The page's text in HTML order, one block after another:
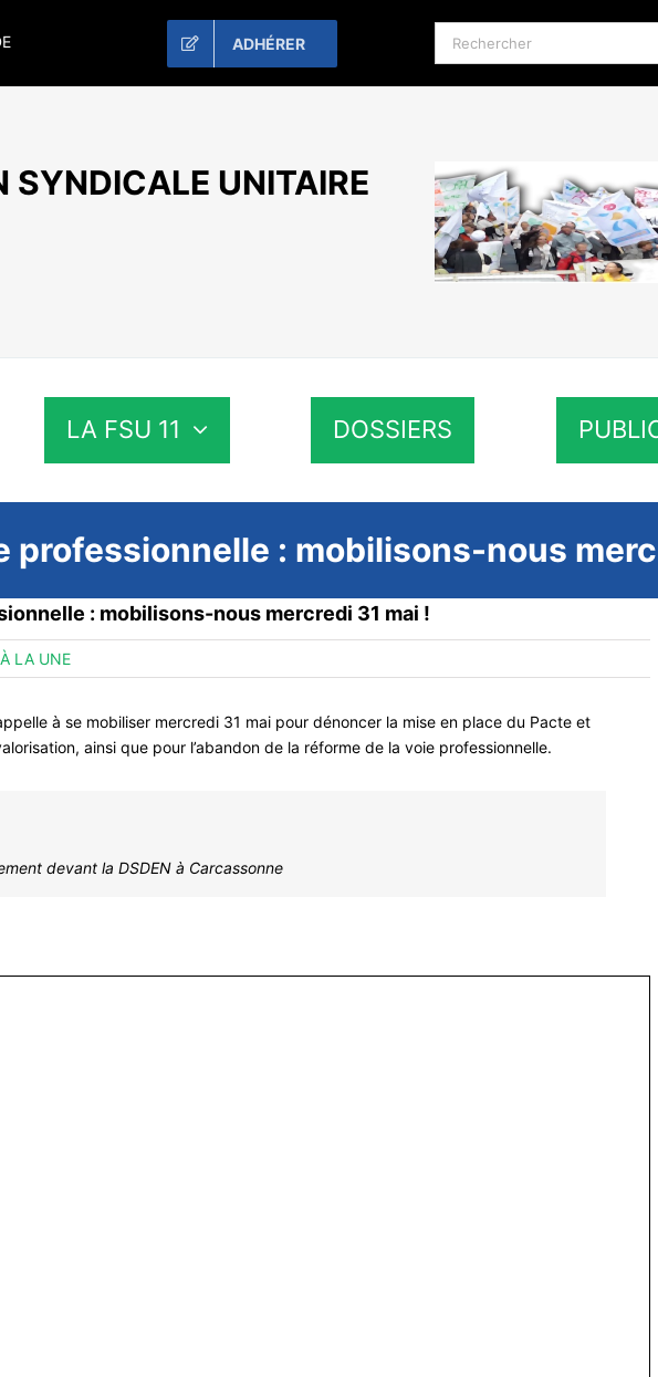
ADHÉRER Rechercher:
SYNDICALE UNITAIRE
LA FSU 11 DOSSIERS
professionnelle : mobilisons-nous
: mobilisons-nous mercredi 31 mai !
À LA UNE
à se mobiliser mercredi 31 mai pour dénoncer la mise en place du Pacte et
ainsi que pour l’abandon de la réforme de la voie professionnelle.
devant la DSDEN à Carcassonne